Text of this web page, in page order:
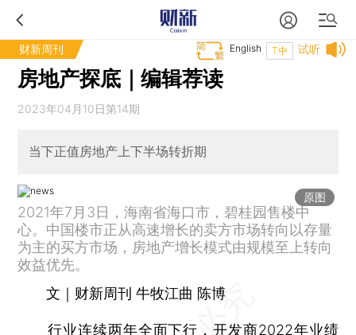
财新周刊 试听
T中
English
房地产探底｜编辑荐读
2023年04月10日第14期
当下正值房地产上下半场转折期
原图
2021年7月3日，海南省海口市，碧桂园售楼中
心。中国楼市正从高速增长的卖方市场转向以存量
为主的买方市场，房地产增长模式由规模至上转向
效益优先。
文｜财新周刊 牛牧江曲 陈博
行业连续两年全面下行，开发商2022年业绩